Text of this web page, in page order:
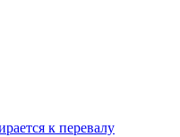
к перевалу